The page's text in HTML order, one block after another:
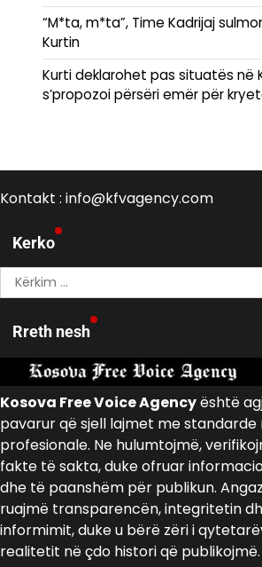
“M*ta, m*ta”, Time Kadrijaj
Kurtin
Kurti deklarohet pas situatës në
s’propozoi përsëri emër për
Kontakt : info@kfvagency.com
Kerko
Kërko
për:
Rreth nesh
Kosova Free Voice Agencyështë
pavarur që sjell lajmet me
profesionale. Ne hulumtojmë,
fakte të sakta, duke ofruar
dhe të paanshëm për publikun.
ruajmë transparencën, integritetin
informimit, duke u bërë zëri i
realitetit në çdo histori që publikojmë.